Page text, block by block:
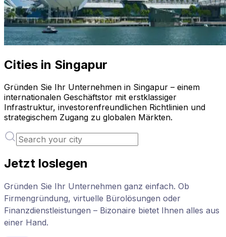
Cities in Singapur
Gründen Sie Ihr Unternehmen in Singapur – einem
internationalen Geschäftstor mit erstklassiger
Infrastruktur, investorenfreundlichen Richtlinien und
strategischem Zugang zu globalen Märkten.
Jetzt loslegen
Gründen Sie Ihr Unternehmen ganz einfach. Ob
Firmengründung, virtuelle Bürolösungen oder
Finanzdienstleistungen – Bizonaire bietet Ihnen alles aus
einer Hand.